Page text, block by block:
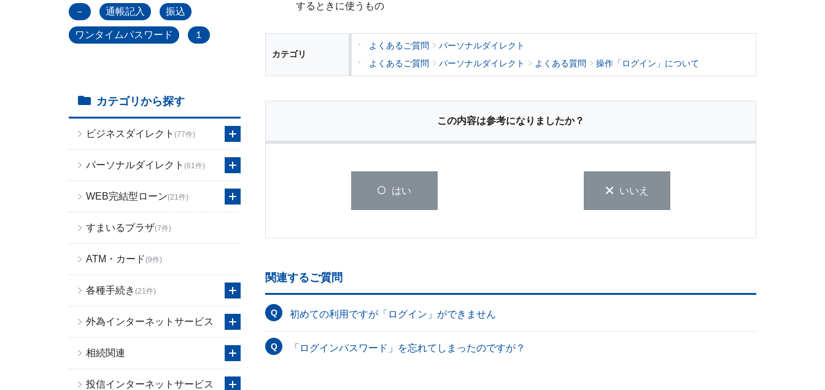
－ 通帳記入 振込
ワンタイムパスワード １
カテゴリから探す
ビジネスダイレクト (77件)
パーソナルダイレクト (61件)
WEB完結型ローン(21件)
すまいるプラザ(7件)
ATM・カード(9件)
各種手続き (21件)
外為インターネットサービス
相続関連
投信インターネットサービス
するときに使うもの
カテゴリ
よくあるご質問
パーソナルダイレクト
よくあるご質問
パーソナルダイレクト よくある質問 操作「ログイン」について
この内容は参考になりましたか？
はい いいえ
関連するご質問
初めての利用ですが「ログイン」ができません
「ログインパスワード」を忘れてしまったのですが？